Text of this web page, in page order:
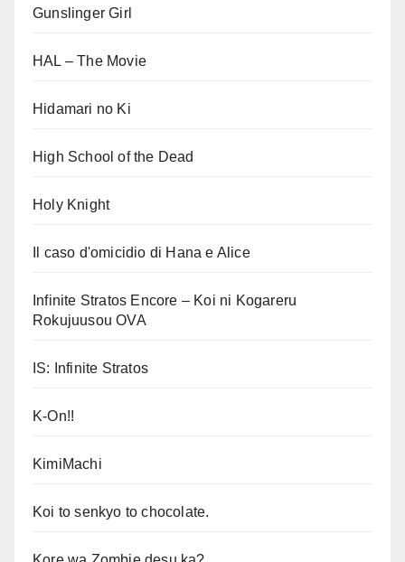
Gunslinger Girl
HAL – The Movie
Hidamari no Ki
High School of the Dead
Holy Knight
Il caso d'omicidio di Hana e Alice
Infinite Stratos Encore – Koi ni Kogareru
Rokujuusou OVA
IS: Infinite Stratos
K-On!!
KimiMachi
Koi to senkyo to chocolate.